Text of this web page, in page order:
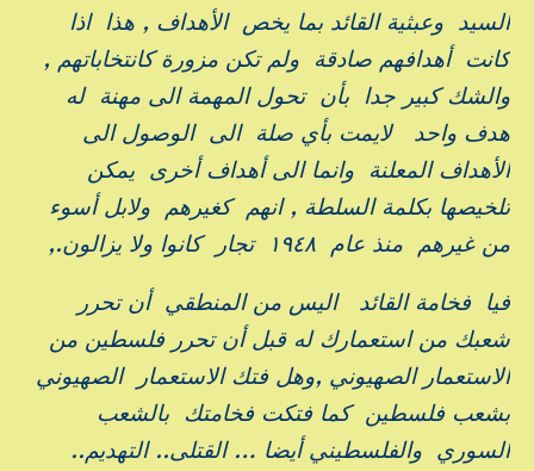
السيد وعبثية القائد بما يخص الأهداف , هذا اذا
كانت أهدافهم صادقة ولم تكن مزورة كانتخاباتهم ,
والشك كبير جدا بأن تحول المهمة الى مهنة له
هدف واحد لايمت بأي صلة الى الوصول الى
الأهداف المعلنة وانما الى أهداف أخرى يمكن
تلخيصها بكلمة السلطة , انهم كغيرهم ولابل أسوء
من غيرهم منذ عام ١٩٤٨ تجار كانوا ولا يزالون.,
فيا فخامة القائد اليس من المنطقي أن تحرر
شعبك من استعمارك له قبل أن تحرر فلسطين من
الاستعمار الصهيوني ,وهل فتك الاستعمار الصهيوني
بشعب فلسطين كما فتكت فخامتك بالشعب
السوري والفلسطيني أيضا … القتلى.. التهديم..